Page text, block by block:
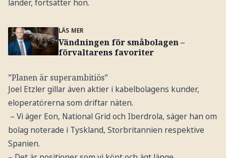
länder, fortsätter hon.
LÄS MER
Vändningen för småbolagen –
förvaltarens favoriter
”Planen är superambitiös”
Joel Etzler gillar även aktier i kabelbolagens kunder,
eloperatörerna som driftar näten.
– Vi äger Eon, National Grid och Iberdrola, säger han om
bolag noterade i Tyskland, Storbritannien respektive
Spanien.